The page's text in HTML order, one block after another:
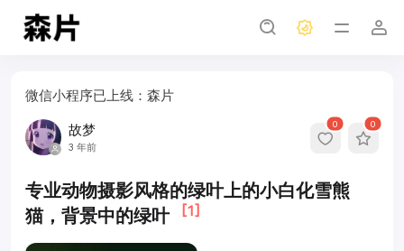
微信小程序已上线：森片
故梦
3 年前
0 0
专业动物摄影风格的绿叶上的小白化雪熊
猫，背景中的绿叶
[1]